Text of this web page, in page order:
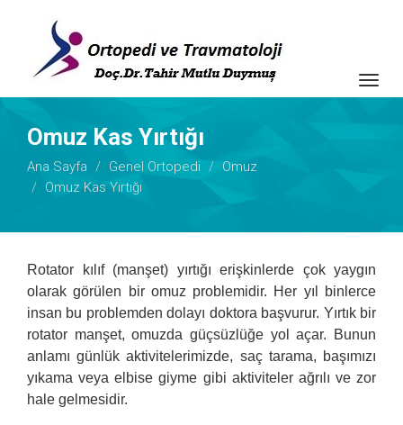
Omuz Kas Yırtığı
Ana Sayfa Genel Ortopedi
Omuz
Omuz Kas Yırtığı
Rotator kılıf (manşet) yırtığı erişkinlerde çok yaygın
olarak görülen bir omuz problemidir. Her yıl binlerce
insan bu problemden dolayı doktora başvurur. Yırtık bir
rotator manşet, omuzda güçsüzlüğe yol açar. Bunun
anlamı günlük aktivitelerimizde, saç tarama, başımızı
yıkama veya elbise giyme gibi aktiviteler ağrılı ve zor
hale gelmesidir.